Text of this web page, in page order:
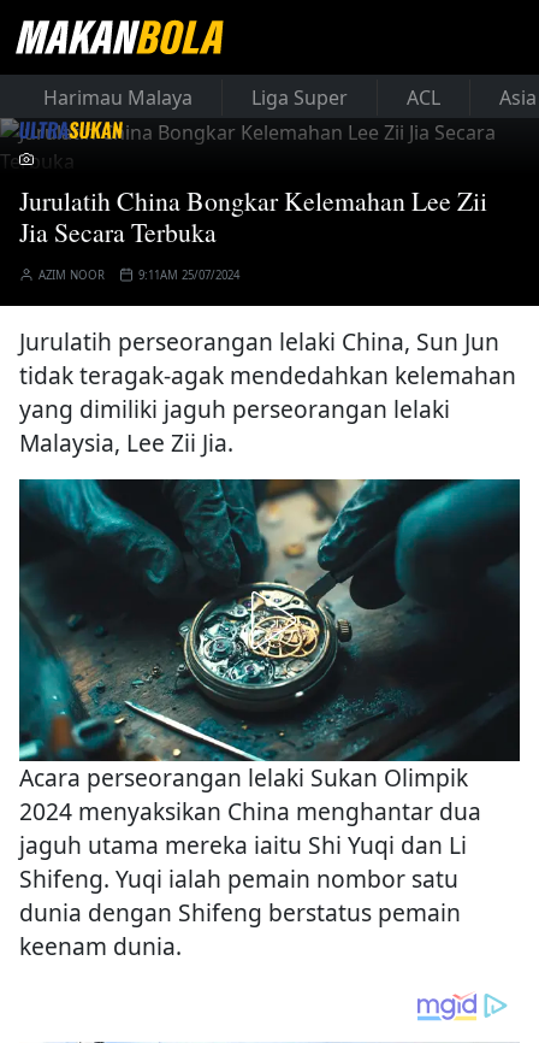
Harimau Malaya Liga Super ACL
Jurulatih China Bongkar Kelemahan Lee Zii
Jia Secara Terbuka
AZIM NOOR 9:11AM 25/07/2024
Jurulatih perseorangan lelaki China, Sun Jun
tidak teragak-agak mendedahkan kelemahan
yang dimiliki jaguh perseorangan lelaki
Malaysia, Lee Zii Jia.
Acara perseorangan lelaki Sukan Olimpik
2024 menyaksikan China menghantar dua
jaguh utama mereka iaitu Shi Yuqi dan Li
Shifeng. Yuqi ialah pemain nombor satu
dunia dengan Shifeng berstatus pemain
keenam dunia.